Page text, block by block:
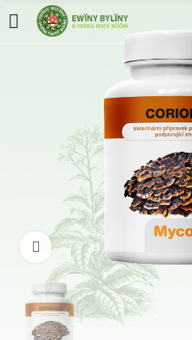
Klikněte pro zvětšení